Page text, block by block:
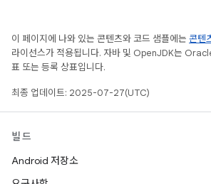
이 페이지에 나와 있는 콘텐츠와 코드 샘플에는 콘텐
라이선스가 적용됩니다. 자바 및 OpenJDK는
표 또는 등록 상표입니다.
최종 업데이트: 2025-07-27(UTC)
빌드
Android 저장소